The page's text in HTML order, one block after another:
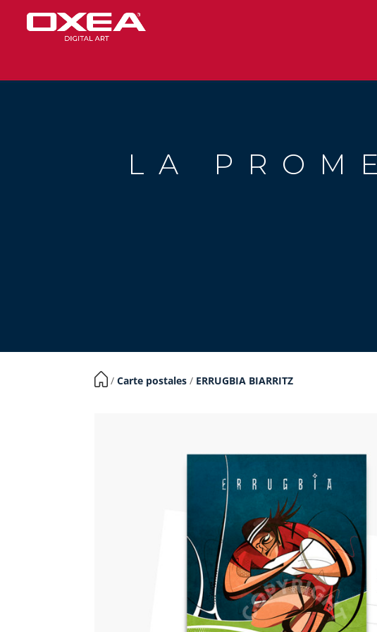
LA
​ /Carte postales / ERRUGBIA BIARRITZ